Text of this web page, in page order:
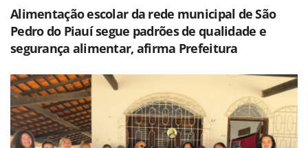
Alimentação escolar da rede municipal de São
Pedro do Piauí segue padrões de qualidade e
segurança alimentar, afirma Prefeitura